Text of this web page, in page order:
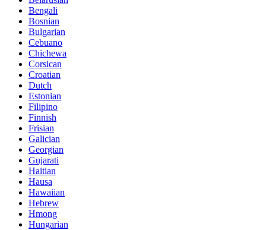
Bengali
Bosnian
Bulgarian
Cebuano
Chichewa
Corsican
Croatian
Dutch
Estonian
Filipino
Finnish
Frisian
Galician
Georgian
Gujarati
Haitian
Hausa
Hawaiian
Hebrew
Hmong
Hungarian